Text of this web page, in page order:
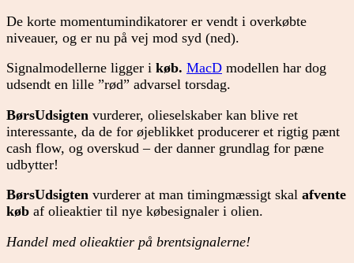
De korte momentumindikatorer er vendt i overkøbte
niveauer, og er nu på vej mod syd (ned).
Signalmodellerne ligger i køb. MacD modellen har dog
udsendt en lille ”rød” advarsel torsdag.
BørsUdsigten vurderer, olieselskaber kan blive ret
interessante, da de for øjeblikket producerer et rigtig pænt
cash flow, og overskud – der danner grundlag for pæne
udbytter!
BørsUdsigten vurderer at man timingmæssigt skal afvente
køb af olieaktier til nye købesignaler i olien.
Handel med olieaktier på brentsignalerne!